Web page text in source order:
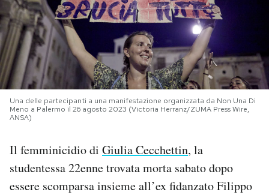
PODCAST
NEWSLETTER
I MIEI PREFERITI
CALENDARIO
Una delle partecipanti a una manifestazione organizzata da Non Una Di
Meno a Palermo il 26 agosto 2023 (Victoria Herranz/ZUMA Press Wire,
ANSA)
Il femminicidio di Giulia Cecchettin, la
studentessa 22enne trovata morta sabato dopo
essere scomparsa insieme all’ex fidanzato Filippo